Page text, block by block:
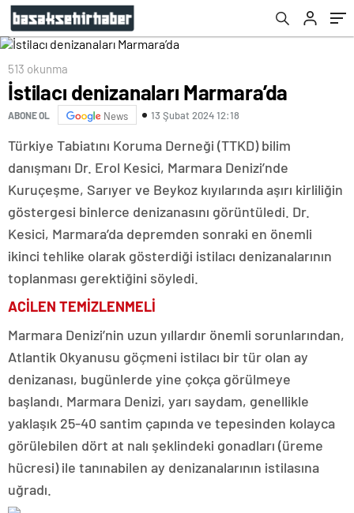
513 okunma
İstilacı denizanaları Marmara’da
ABONE OL News 13 Şubat 2024 12:18
Türkiye Tabiatını Koruma Derneği (TTKD) bilim
danışmanı Dr. Erol Kesici, Marmara Denizi’nde
Kuruçeşme, Sarıyer ve Beykoz kıyılarında aşırı kirliliğin
göstergesi binlerce denizanasını görüntüledi. Dr.
Kesici, Marmara’da depremden sonraki en önemli
ikinci tehlike olarak gösterdiği istilacı denizanalarının
toplanması gerektiğini söyledi.
ACİLEN TEMİZLENMELİ
Marmara Denizi’nin uzun yıllardır önemli sorunlarından,
Atlantik Okyanusu göçmeni istilacı bir tür olan ay
denizanası, bugünlerde yine çokça görülmeye
başlandı. Marmara Denizi, yarı saydam, genellikle
yaklaşık 25-40 santim çapında ve tepesinden kolayca
görülebilen dört at nalı şeklindeki gonadları (üreme
hücresi) ile tanınabilen ay denizanalarının istilasına
uğradı.